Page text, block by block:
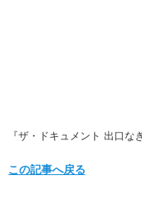
『ザ・ドキュメント 出口
この記事へ戻る